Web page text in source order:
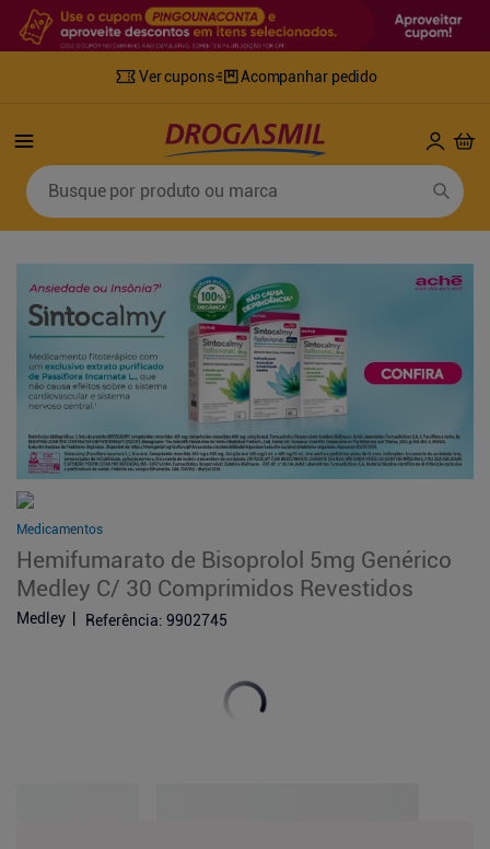
Ver cupons Acompanhar pedido
Busque por produto ou marca
Medicamentos
Hemifumarato de Bisoprolol 5mg Genérico
Medley C/ 30 Comprimidos Revestidos
Medley Referência: 9902745
Termos mais buscados
3º
retinol
4º
mounjaro
5º fralda geriatrica
º
tylenol
9º
fralda xg
10º shampoo